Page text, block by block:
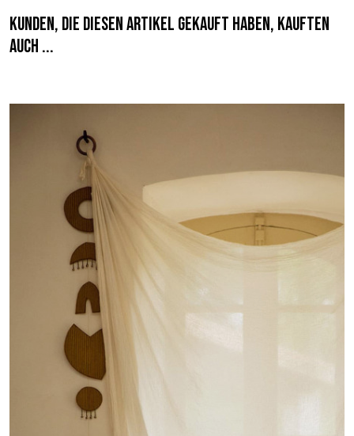
Kunden, die diesen Artikel gekauft haben, kauften
auch ...